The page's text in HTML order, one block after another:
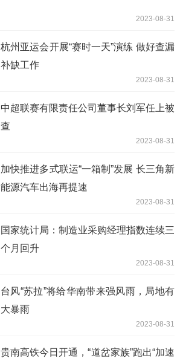
2023-08-31
杭州亚运会开展“赛时一天”演练 做好查漏
补缺工作
2023-08-31
中超联赛有限责任公司董事长刘军任上被
查
2023-08-31
加快推进多式联运“一箱制”发展 长三角新
能源汽车出海再提速
2023-08-31
国家统计局：制造业采购经理指数连续三
个月回升
2023-08-31
台风“苏拉”将给华南带来强风雨，局地有
大暴雨
2023-08-31
贵南高铁今日开通，“道岔家族”跑出“加速